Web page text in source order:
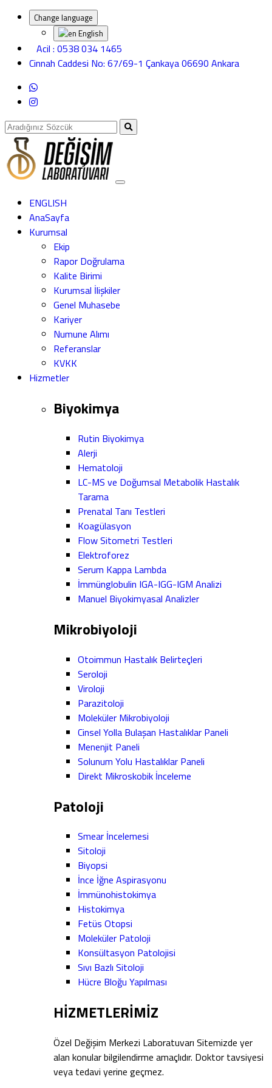
Change language
English
Acil : 0538 034 1465
Cinnah Caddesi No: 67/69-1 Çankaya 06690 Ankara
ENGLISH
AnaSayfa
Kurumsal
Ekip
Rapor Doğrulama
Kalite Birimi
Kurumsal İlişkiler
Genel Muhasebe
Kariyer
Numune Alımı
Referanslar
KVKK
Hizmetler
Biyokimya
Rutin Biyokimya
Alerji
Hematoloji
LC-MS ve Doğumsal Metabolik Hastalık
Tarama
Prenatal Tanı Testleri
Koagülasyon
Flow Sitometri Testleri
Elektroforez
Serum Kappa Lambda
İmmünglobulin IGA-IGG-IGM Analizi
Manuel Biyokimyasal Analizler
Mikrobiyoloji
Otoimmun Hastalık Belirteçleri
Seroloji
Viroloji
Parazitoloji
Moleküler Mikrobiyoloji
Cinsel Yolla Bulaşan Hastalıklar Paneli
Menenjit Paneli
Solunum Yolu Hastalıklar Paneli
Direkt Mikroskobik İnceleme
Patoloji
Smear İncelemesi
Sitoloji
Biyopsi
İnce İğne Aspirasyonu
İmmünohistokimya
Histokimya
Fetüs Otopsi
Moleküler Patoloji
Konsültasyon Patolojisi
Sıvı Bazlı Sitoloji
Hücre Bloğu Yapılması
HİZMETLERİMİZ
Özel Değişim Merkezi Laboratuvarı Sitemizde yer
alan konular bilgilendirme amaçlıdır. Doktor tavsiyesi
veya tedavi yerine geçmez.